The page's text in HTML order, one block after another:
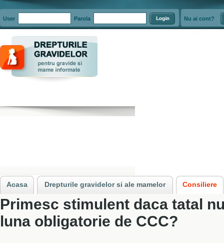
Acasa » Primesc stimulent daca
Primesc stimulent daca tatal
luna obligatorie de CCC?
User Parola Nu ai cont?
Acasa Drepturile gravidelor si ale mamelor Consiliere